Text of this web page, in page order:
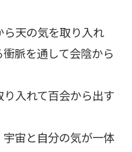
天の気を取り入れ
脈を通して会陰から
入れて百会から出す
宙と自分の気が一体